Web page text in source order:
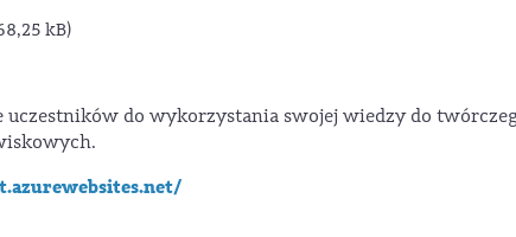
kB)
uczestników do wykorzystania swojej wiedzy do